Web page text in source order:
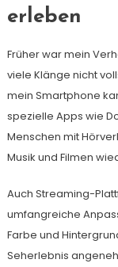
erleben
Früher war mein
viele Klänge nicht
mein Smartphone
spezielle Apps wie
Menschen mit
Musik und Filmen
Auch Streaming-
umfangreiche
Farbe und
Seherlebnis